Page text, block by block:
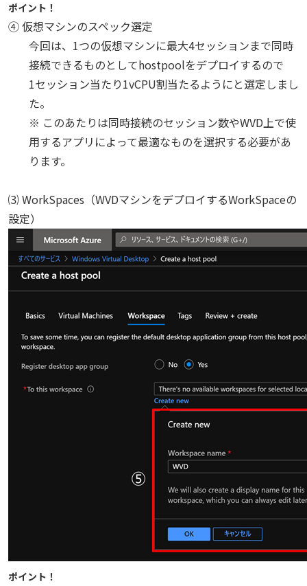
ポイント！
④ 仮想マシンのスペック選定
今回は、1つの仮想マシンに最大4セッションまで同時
接続できるものとしてhostpoolをデプロイするので
1セッション当たり1vCPU割当たるようにと選定しまし
た。
※ このあたりは同時接続のセッション数やWVD上で使
用するアプリによって最適なものを選択する必要があ
ります。
⑶ WorkSpaces（WVDマシンをデプロイするWorkSpaceの
設定）
ポイント！